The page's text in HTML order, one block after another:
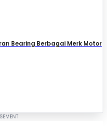
Bearing Berbagai Merk Motor